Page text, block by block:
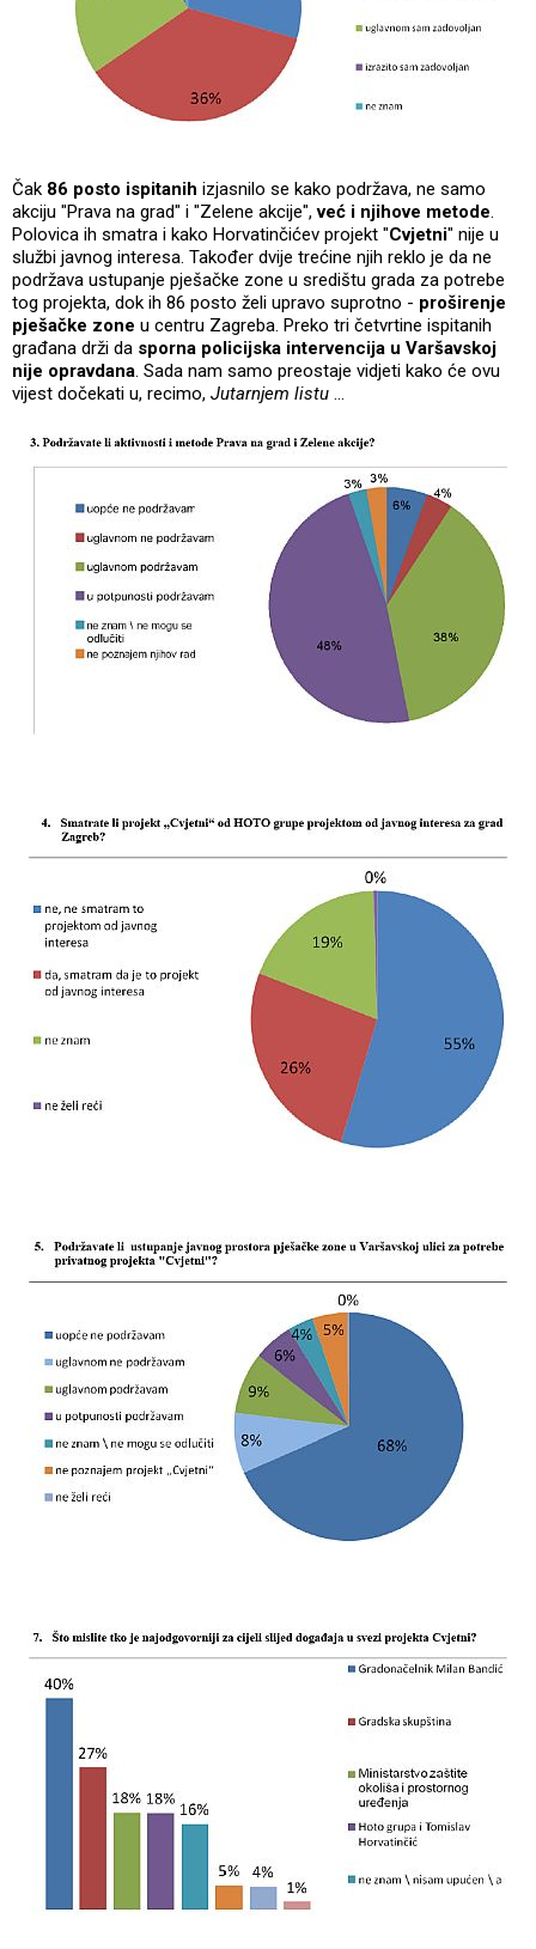
Čak 86 posto ispitanih izjasnilo se kako podržava, ne samo
akciju "Prava na grad" i "Zelene akcije",već i njihove metode.
Polovica ih smatra i kako Horvatinčićev projekt "Cvjetni" nije u
službi javnog interesa. Također dvije trećine njih reklo je da ne
podržava ustupanje pješačke zone u središtu grada za potrebe
tog projekta, dok ih 86 posto želi upravo suprotno - proširenje
pješačke zone u centru Zagreba. Preko tri četvrtine ispitanih
građana drži da sporna policijska intervencija u Varšavskoj
nije opravdana. Sada nam samo preostaje vidjeti kako će ovu
vijest dočekati u, recimo, Jutarnjem listu ...